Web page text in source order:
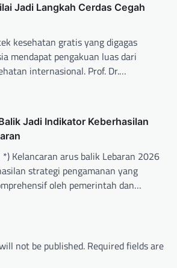
Jadi Langkah Cerdas Cegah
kesehatan gratis yang digagas
mendapat pengakuan luas dari
internasional. Prof. Dr.…
Jadi Indikator Keberhasilan
*) Kelancaran arus balik Lebaran 2026
strategi pengamanan yang
oleh pemerintah dan…
not be published. Required fields are